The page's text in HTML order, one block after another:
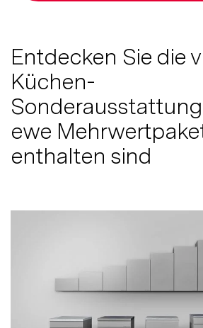
Entdecken Sie die
Küchen-
ewe
enthalten sind